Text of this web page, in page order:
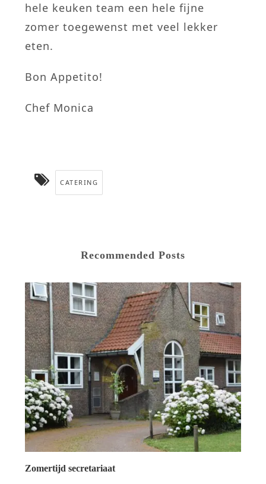
hele keuken team een hele fijne
zomer toegewenst met veel lekker
eten.
Bon Appetito!
Chef Monica
CATERING
Recommended Posts
Zomertijd secretariaat